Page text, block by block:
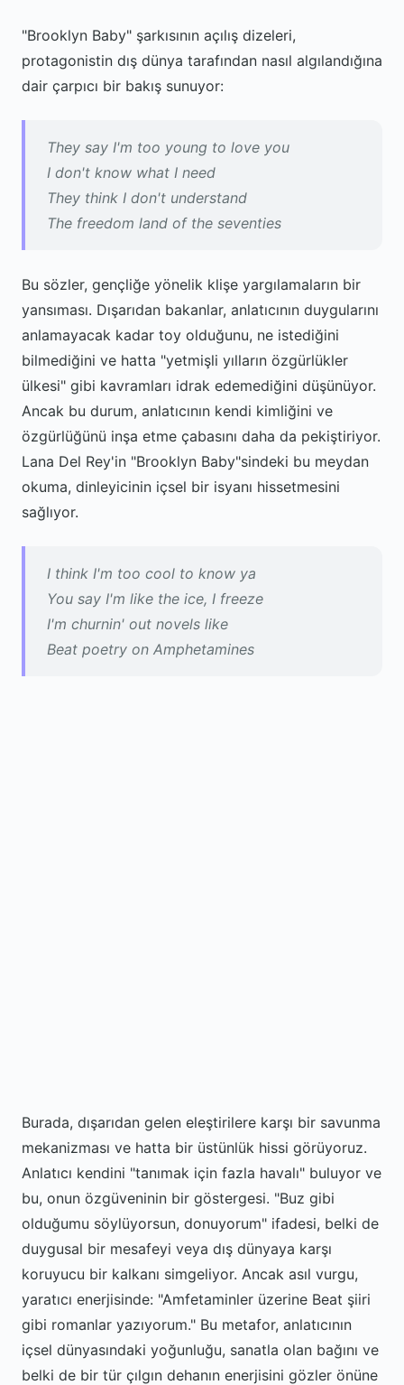
"Brooklyn Baby" şarkısının açılış dizeleri,
protagonistin dış dünya tarafından nasıl algılandığına
dair çarpıcı bir bakış sunuyor:
They say I'm too young to love you
I don't know what I need
They think I don't understand
The freedom land of the seventies
Bu sözler, gençliğe yönelik klişe yargılamaların bir
yansıması. Dışarıdan bakanlar, anlatıcının duygularını
anlamayacak kadar toy olduğunu, ne istediğini
bilmediğini ve hatta "yetmişli yılların özgürlükler
ülkesi" gibi kavramları idrak edemediğini düşünüyor.
Ancak bu durum, anlatıcının kendi kimliğini ve
özgürlüğünü inşa etme çabasını daha da pekiştiriyor.
Lana Del Rey'in "Brooklyn Baby"sindeki bu meydan
okuma, dinleyicinin içsel bir isyanı hissetmesini
sağlıyor.
I think I'm too cool to know ya
You say I'm like the ice, I freeze
I'm churnin' out novels like
Beat poetry on Amphetamines
Burada, dışarıdan gelen eleştirilere karşı bir savunma
mekanizması ve hatta bir üstünlük hissi görüyoruz.
Anlatıcı kendini "tanımak için fazla havalı" buluyor ve
bu, onun özgüveninin bir göstergesi. "Buz gibi
olduğumu söylüyorsun, donuyorum" ifadesi, belki de
duygusal bir mesafeyi veya dış dünyaya karşı
koruyucu bir kalkanı simgeliyor. Ancak asıl vurgu,
yaratıcı enerjisinde: "Amfetaminler üzerine Beat şiiri
gibi romanlar yazıyorum." Bu metafor, anlatıcının
içsel dünyasındaki yoğunluğu, sanatla olan bağını ve
belki de bir tür çılgın dehanın enerjisini gözler önüne